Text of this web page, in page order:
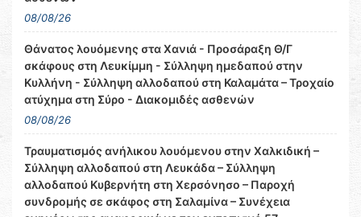
08/08/26
Θάνατος λουόμενης στα Χανιά - Προσάραξη Θ/Γ
σκάφους στη Λευκίμμη - Σύλληψη ημεδαπού στην
Κυλλήνη - Σύλληψη αλλοδαπού στη Καλαμάτα – Τροχαίο
ατύχημα στη Σύρο - Διακομιδές ασθενών
08/08/26
Τραυματισμός ανήλικου λουόμενου στην Χαλκιδική –
Σύλληψη αλλοδαπού στη Λευκάδα – Σύλληψη
αλλοδαπού Κυβερνήτη στη Χερσόνησο – Παροχή
συνδρομής σε σκάφος στη Σαλαμίνα – Συνέχεια